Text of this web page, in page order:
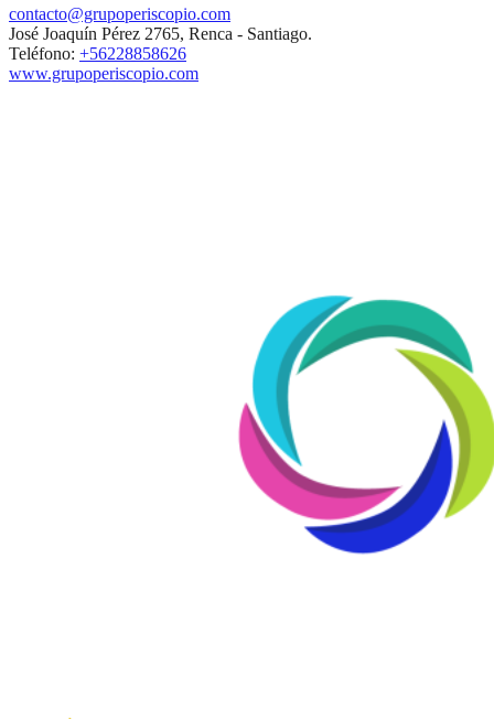
contacto@grupoperiscopio.com
José Joaquín Pérez 2765, Renca - Santiago.
Teléfono: +56228858626
www.grupoperiscopio.com